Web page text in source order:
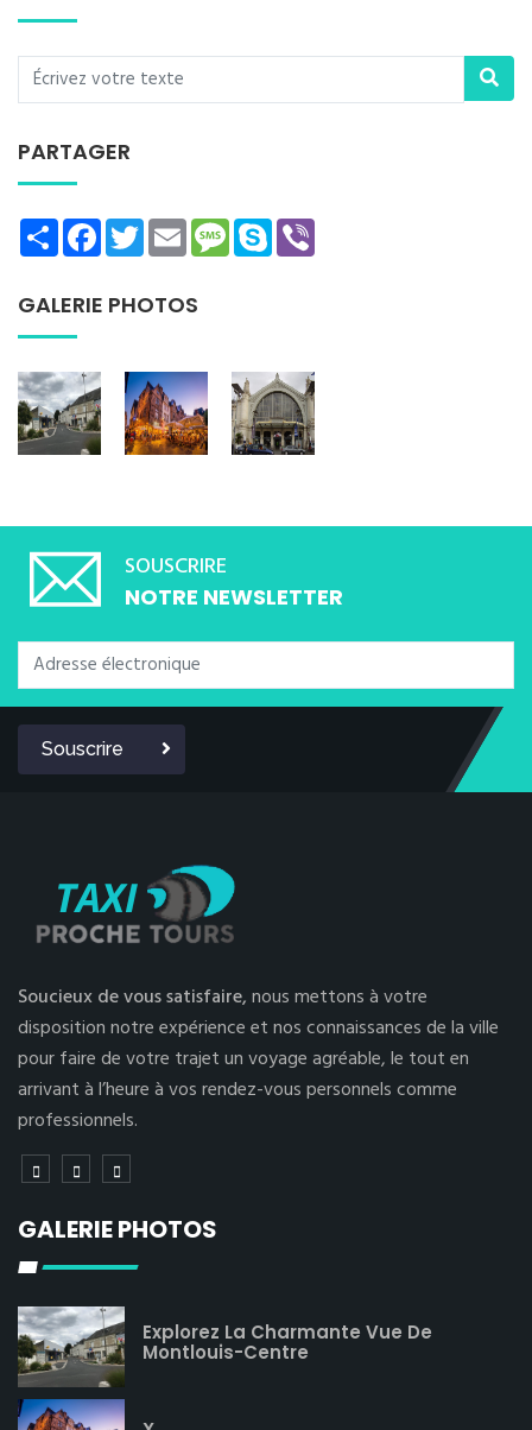
PARTAGER
ShareFacebookTwitterEmailMessage
Skype
GALERIE PHOTOS
SOUSCRIRE
NOTRE NEWSLETTER
Souscrire
Soucieux de vous satisfaire,nous mettons à votre
disposition notre expérience et nos connaissances de la ville
pour faire de votre trajet un voyage agréable, le tout en
arrivant à l’heure à vos rendez-vous personnels comme
professionnels.
GALERIE PHOTOS
Explorez La Charmante Vue De
Montlouis-Centre